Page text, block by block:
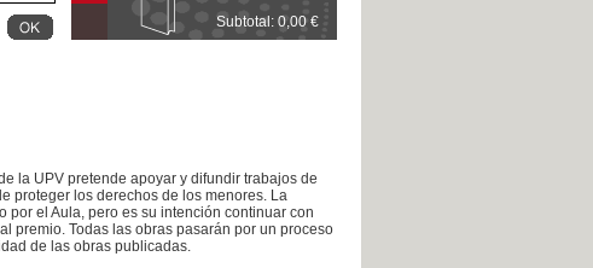
Subtotal: 0,00 €
la UPV pretende apoyar y difundir trabajos de
proteger los derechos de los menores. La
el Aula, pero es su intención continuar con
premio. Todas las obras pasarán por un proceso
de las obras publicadas.